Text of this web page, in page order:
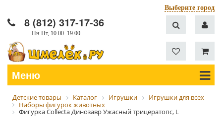
Выберите город
8 (812) 317-17-36
Пн-Пт, 10.00–19.00
Меню
Детские товары Каталог Игрушки
Игрушки для всех
Наборы фигурок животных
Фигурка Collecta Динозавр Ужасный трицератопс, L